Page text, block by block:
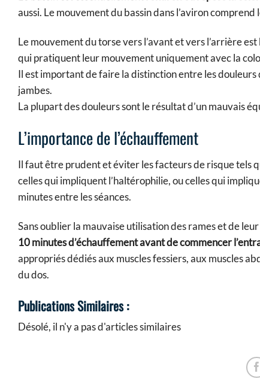
aussi. Le mouvement du bassin dans l’aviron
Le mouvement du torse vers l’avant et vers l’arrière
qui pratiquent leur mouvement uniquement avec la
Il est important de faire la distinction entre les douleurs
jambes.
La plupart des douleurs sont le résultat d’un mauvais
L’importance de l’échauffement
Il faut être prudent et éviter les facteurs de risque tels
celles qui impliquent l’haltérophilie, ou celles qui
minutes entre les séances.
Sans oublier la mauvaise utilisation des rames et de
10 minutes d’échauffement avant de commencer
appropriés dédiés aux muscles fessiers, aux muscles
du dos.
Publications Similaires :
Désolé, il n'y a pas d'articles similaires